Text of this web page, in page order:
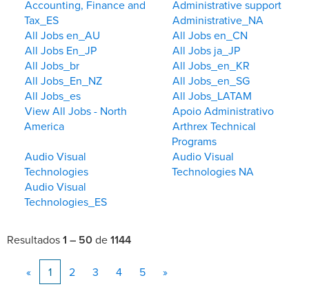
Accounting, Finance and
Tax_ES
Administrative support
Administrative_NA
All Jobs en_AU
All Jobs en_CN
All Jobs En_JP
All Jobs ja_JP
All Jobs_br
All Jobs_en_KR
All Jobs_En_NZ
All Jobs_en_SG
All Jobs_es
All Jobs_LATAM
View All Jobs - North
America
Apoio Administrativo
Arthrex Technical
Programs
Audio Visual
Technologies
Audio Visual
Technologies NA
Audio Visual
Technologies_ES
Resultados1 – 50de1144
« 1 2 3 4 5 »